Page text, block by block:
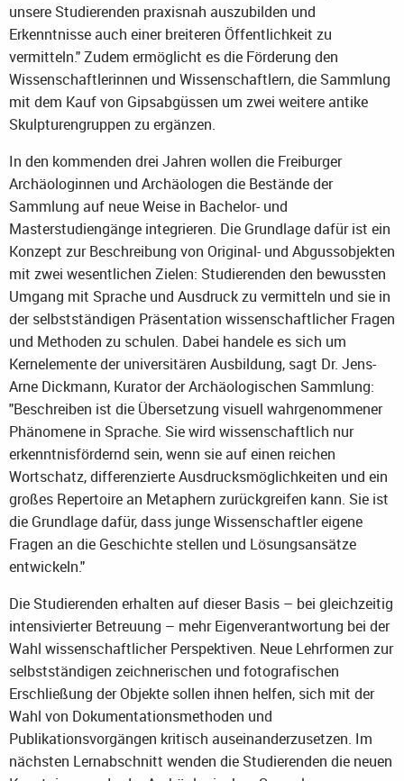
unsere Studierenden praxisnah auszubilden und
Erkenntnisse auch einer breiteren Öffentlichkeit zu
vermitteln." Zudem ermöglicht es die Förderung den
Wissenschaftlerinnen und Wissenschaftlern, die Sammlung
mit dem Kauf von Gipsabgüssen um zwei weitere antike
Skulpturengruppen zu ergänzen.
In den kommenden drei Jahren wollen die Freiburger
Archäologinnen und Archäologen die Bestände der
Sammlung auf neue Weise in Bachelor- und
Masterstudiengänge integrieren. Die Grundlage dafür ist ein
Konzept zur Beschreibung von Original- und Abgussobjekten
mit zwei wesentlichen Zielen: Studierenden den bewussten
Umgang mit Sprache und Ausdruck zu vermitteln und sie in
der selbstständigen Präsentation wissenschaftlicher Fragen
und Methoden zu schulen. Dabei handele es sich um
Kernelemente der universitären Ausbildung, sagt Dr. Jens-
Arne Dickmann, Kurator der Archäologischen Sammlung:
"Beschreiben ist die Übersetzung visuell wahrgenommener
Phänomene in Sprache. Sie wird wissenschaftlich nur
erkenntnisfördernd sein, wenn sie auf einen reichen
Wortschatz, differenzierte Ausdrucksmöglichkeiten und ein
großes Repertoire an Metaphern zurückgreifen kann. Sie ist
die Grundlage dafür, dass junge Wissenschaftler eigene
Fragen an die Geschichte stellen und Lösungsansätze
entwickeln."
Die Studierenden erhalten auf dieser Basis – bei gleichzeitig
intensivierter Betreuung – mehr Eigenverantwortung bei der
Wahl wissenschaftlicher Perspektiven. Neue Lehrformen zur
selbstständigen zeichnerischen und fotografischen
Erschließung der Objekte sollen ihnen helfen, sich mit der
Wahl von Dokumentationsmethoden und
Publikationsvorgängen kritisch auseinanderzusetzen. Im
nächsten Lernabschnitt wenden die Studierenden die neuen